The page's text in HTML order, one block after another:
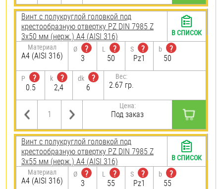
Винт с полукруглой головкой под
крестообразную отвертку PZ DIN 7985 Z
3х50 мм (нерж.) A4 (AISI 316)
Материал
A4 (AISI 316)
Ø
?
3
L
?
50
S
?
Pz1
b
?
50
P
?
0.5
k
?
2,4
dk
?
6
Вес:
2.67 гр.
Цена:
Под заказ
В СПИСОК
Винт с полукруглой головкой под
крестообразную отвертку PZ DIN 7985 Z
3х55 мм (нерж.) A4 (AISI 316)
Материал
A4 (AISI 316)
Ø
?
3
L
?
55
S
?
Pz1
b
?
55
В СПИСОК